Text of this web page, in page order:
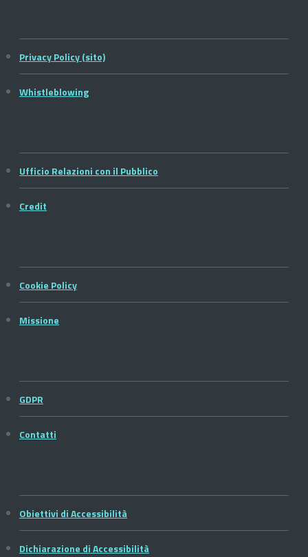
Privacy Policy (sito)
Whistleblowing
Ufficio Relazioni con il Pubblico
Credit
Cookie Policy
Missione
GDPR
Contatti
Obiettivi di Accessibilità
Dichiarazione di Accessibilità